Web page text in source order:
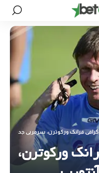
فرانک ورکوترن، سرمربی جدید تیم
ورکوترن،